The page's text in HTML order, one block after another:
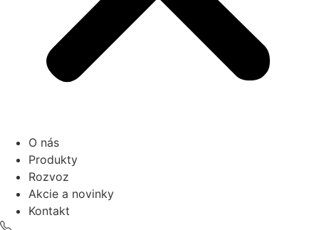
O nás
Produkty
Rozvoz
Akcie a novinky
Kontakt